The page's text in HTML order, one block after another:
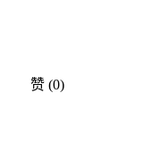
赞 (0)